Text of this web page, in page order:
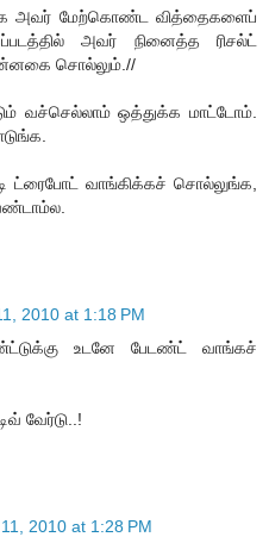
அவர் மேற்கொண்ட வித்தைகளைப்
அவர் நினைத்த ரிசல்ட்
சொல்லும்.//
வச்செல்லாம் ஒத்துக்க மாட்டோம்.
ட்ரைபோட் வாங்கிக்கச் சொல்லுங்க,
2010 at 1:18 PM
உடனே பேடண்ட் வாங்கச்
வேர்டு..!
2010 at 1:28 PM